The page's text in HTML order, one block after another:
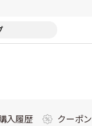
入履歴 クーポン